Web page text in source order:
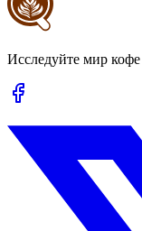
Исследуйте мир кофе